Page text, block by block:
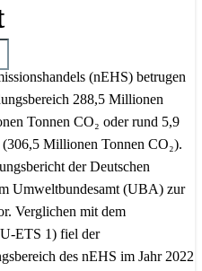
(nEHS) betrugen
288,5 Millionen
Tonnen CO₂ oder rund 5,9
Millionen Tonnen CO₂).
der Deutschen
Umweltbundesamt (UBA) zur
Verglichen mit dem
ETS 1) fiel der
des nEHS im Jahr 2022